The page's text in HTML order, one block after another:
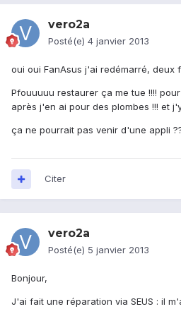
vero2a
Posté(e) 4 janvier 2013
oui oui FanAsus j'ai redémarré, deux
Pfouuuuu restaurer ça me tue !!!!
après j'en ai pour des plombes !!! et
ça ne pourrait pas venir d'une appli
Citer
vero2a
Posté(e) 5 janvier 2013
Bonjour,
J'ai fait une réparation via SEUS : il